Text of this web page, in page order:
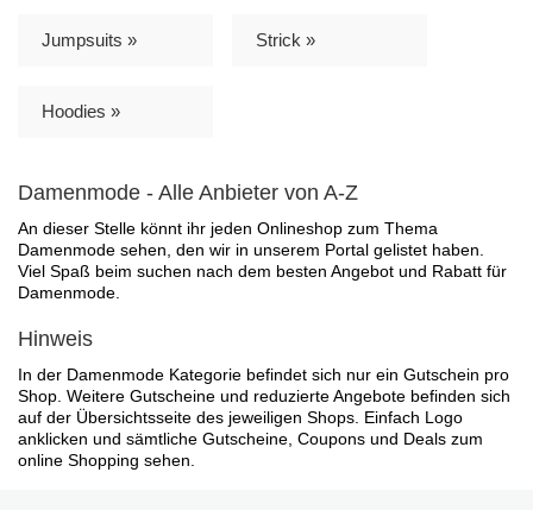
Jumpsuits » Strick »
Hoodies »
Damenmode - Alle Anbieter von A-Z
An dieser Stelle könnt ihr jeden Onlineshop zum Thema
Damenmode sehen, den wir in unserem Portal gelistet haben.
Viel Spaß beim suchen nach dem besten Angebot und Rabatt für
Damenmode.
Hinweis
In der Damenmode Kategorie befindet sich nur ein Gutschein pro
Shop. Weitere Gutscheine und reduzierte Angebote befinden sich
auf der Übersichtsseite des jeweiligen Shops. Einfach Logo
anklicken und sämtliche Gutscheine, Coupons und Deals zum
online Shopping sehen.